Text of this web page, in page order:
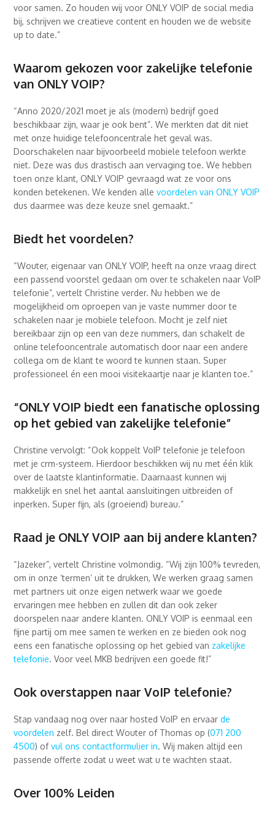
voor samen. Zo houden wij voor ONLY VOIP de social media
bij, schrijven we creatieve content en houden we de website
up to date.”
Waarom gekozen voor zakelijke telefonie
van ONLY VOIP?
“Anno 2020/2021 moet je als (modern) bedrijf goed
beschikbaar zijn, waar je ook bent”. We merkten dat dit niet
met onze huidige telefooncentrale het geval was.
Doorschakelen naar bijvoorbeeld mobiele telefoon werkte
niet. Deze was dus drastisch aan vervaging toe. We hebben
toen onze klant, ONLY VOIP gevraagd wat ze voor ons
konden betekenen. We kenden allevoordelen van ONLY VOIP
dus daarmee was deze keuze snel gemaakt.”
Biedt het voordelen?
“Wouter, eigenaar van ONLY VOIP, heeft na onze vraag direct
een passend voorstel gedaan om over te schakelen naar VoIP
telefonie”, vertelt Christine verder. Nu hebben we de
mogelijkheid om oproepen van je vaste nummer door te
schakelen naar je mobiele telefoon. Mocht je zelf niet
bereikbaar zijn op een van deze nummers, dan schakelt de
online telefooncentrale automatisch door naar een andere
collega om de klant te woord te kunnen staan. Super
professioneel én een mooi visitekaartje naar je klanten toe.”
“ONLY VOIP biedt een fanatische oplossing
op het gebied van zakelijke telefonie”
Christine vervolgt: “Ook koppelt VoIP telefonie je telefoon
met je crm-systeem. Hierdoor beschikken wij nu met één klik
over de laatste klantinformatie. Daarnaast kunnen wij
makkelijk en snel het aantal aansluitingen uitbreiden of
inperken. Super fijn, als (groeiend) bureau.”
Raad je ONLY VOIP aan bij andere klanten?
“Jazeker”, vertelt Christine volmondig. “Wij zijn 100% tevreden,
om in onze ‘termen’ uit te drukken, We werken graag samen
met partners uit onze eigen netwerk waar we goede
ervaringen mee hebben en zullen dit dan ook zeker
doorspelen naar andere klanten. ONLY VOIP is eenmaal een
fijne partij om mee samen te werken en ze bieden ook nog
eens een fanatische oplossing op het gebied van zakelijke
telefonie. Voor veel MKB bedrijven een goede fit!”
Ook overstappen naar VoIP telefonie?
Stap vandaag nog over naar hosted VoIP en ervaarde
voordelen zelf. Bel direct Wouter of Thomas op (071 200
4500) ofvul ons contactformulier in. Wij maken altijd een
passende offerte zodat u weet wat u te wachten staat.
Over 100% Leiden